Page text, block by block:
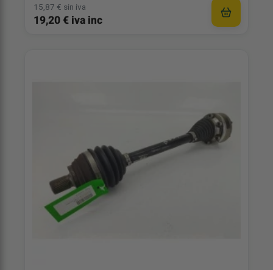
15,87 € sin iva
19,20 € iva inc